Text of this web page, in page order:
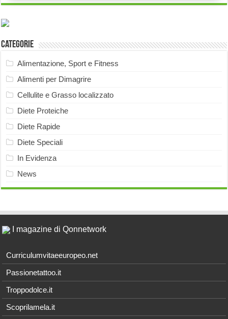
Categorie
Alimentazione, Sport e Fitness
Alimenti per Dimagrire
Cellulite e Grasso localizzato
Diete Proteiche
Diete Rapide
Diete Speciali
In Evidenza
News
I magazine di Qonnetwork
Curriculumvitaeeuropeo.net
Passionetattoo.it
Troppodolce.it
Scoprilamela.it